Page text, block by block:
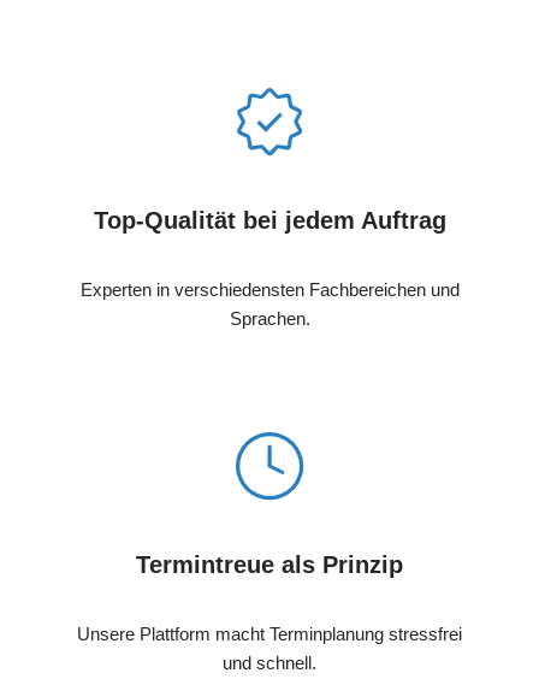
Top-Qualität bei jedem Auftrag
Experten in verschiedensten Fachbereichen und
Sprachen.
Termintreue als Prinzip
Unsere Plattform macht Terminplanung stressfrei
und schnell.